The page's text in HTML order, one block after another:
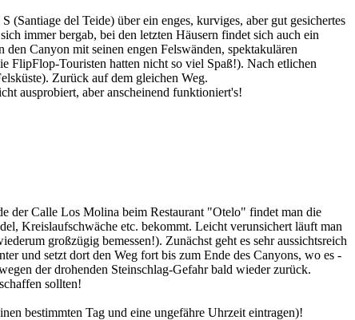
del Teide) über ein enges, kurviges, aber gut gesichertes
immer bergab, bei den letzten Häusern findet sich auch ein
Canyon mit seinen engen Felswänden, spektakulären
FlipFlop-Touristen hatten nicht so viel Spaß!). Nach etlichen
Zurück auf dem gleichen Weg.
ausprobiert, aber anscheinend funktioniert's!
der Calle Los Molina beim Restaurant "Otelo" findet man die
Kreislaufschwäche etc. bekommt. Leicht verunsichert läuft man
großzügig bemessen!). Zunächst geht es sehr aussichtsreich
und setzt dort den Weg fort bis zum Ende des Canyons, wo es -
der drohenden Steinschlag-Gefahr bald wieder zurück.
sollten!
bestimmten Tag und eine ungefähre Uhrzeit eintragen)!